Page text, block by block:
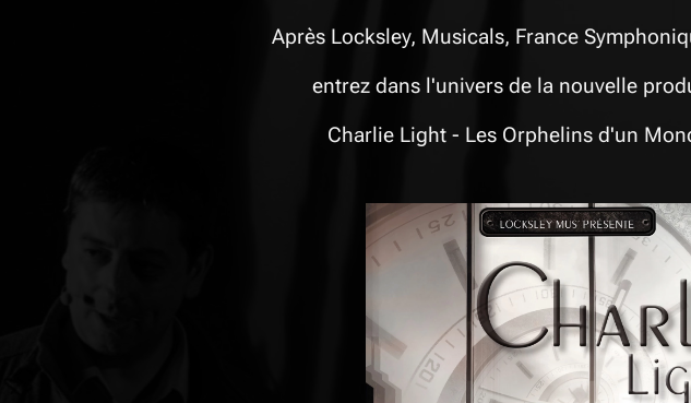
Après Locksley, Musicals, France
entrez dans l'univers de la nouvelle
Charlie Light - Les Orphelins d'un